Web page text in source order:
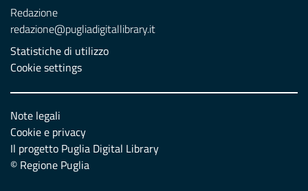
Redazione
redazione@pugliadigitallibrary.it
Statistiche di utilizzo
Cookie settings
Note legali
Cookie e privacy
Il progetto Puglia Digital Library
© Regione Puglia